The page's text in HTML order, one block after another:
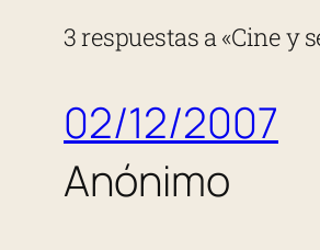
3 respuestas a «Cine y
02/12/2007
Anónimo